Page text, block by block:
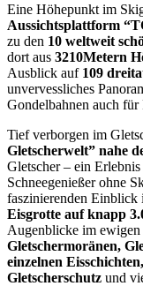
Eine Höhepunkt im
Aussichtsplattform
zu den 10 weltweit
dort aus 3210Metern
Ausblick auf 109
unvervessliches
Gondelbahnen auch
Tief verborgen im
Gletscherwelt” nahe
Gletscher – ein
Schneegenießer ohne
faszinierenden Einblick
Eisgrotte auf knapp
Augenblicke im
Gletschermoränen,
einzelnen
Gletscherschutz und